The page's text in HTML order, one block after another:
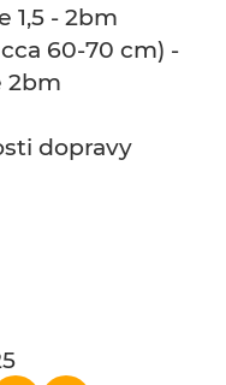
1,5 - 2bm
60-70 cm) -
2bm
dopravy